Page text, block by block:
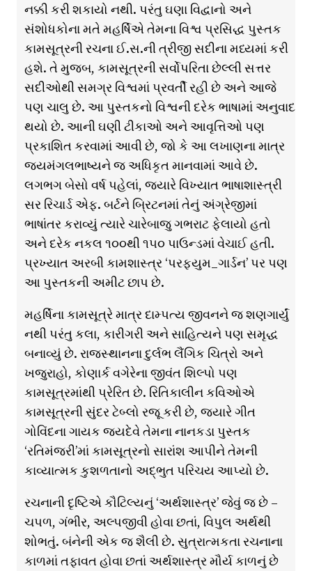
નક્કી કરી શકાયો નથી. પરંતુ ઘણા વિદ્વાનો અને
સંશોધકોના મતે મહર્ષિએ તેમના વિશ્વ પ્રસિદ્ધ પુસ્તક
કામસૂત્રની રચના ઈ.સ.ની ત્રીજી સદીના મધ્યમાં કરી
હશે. તે મુજબ, કામસૂત્રની સર્વોપરિતા છેલ્લી સત્તર
સદીઓથી સમગ્ર વિશ્વમાં પ્રવર્તી રહી છે અને આજે
પણ ચાલુ છે. આ પુસ્તકનો વિશ્વની દરેક ભાષામાં અનુવાદ
થયો છે. આની ઘણી ટીકાઓ અને આવૃત્તિઓ પણ
પ્રકાશિત કરવામાં આવી છે, જો કે આ લખાણના માત્ર
જયમંગલભાષ્યને જ અધિકૃત માનવામાં આવે છે.
લગભગ બેસો વર્ષ પહેલાં, જ્યારે વિખ્યાત ભાષાશાસ્ત્રી
સર રિચાર્ડ એફ. બર્ટને બ્રિટનમાં તેનું અંગ્રેજીમાં
ભાષાંતર કરાવ્યું ત્યારે ચારેબાજુ ગભરાટ ફેલાયો હતો
અને દરેક નકલ ૧૦૦થી ૧૫૦ પાઉન્ડમાં વેચાઈ હતી.
પ્રખ્યાત અરબી કામશાસ્ત્ર ‘પરફ્યુમ_ગાર્ડન’ પર પણ
આ પુસ્તકની અમીટ છાપ છે.
મહર્ષિના કામસૂત્રે માત્ર દામ્પત્ય જીવનને જ શણગાર્યું
નથી પરંતુ કલા, કારીગરી અને સાહિત્યને પણ સમૃદ્ધ
બનાવ્યું છે. રાજસ્થાનના દુર્લભ લૈંગિક ચિત્રો અને
ખજુરાહો, કોણાર્ક વગેરેના જીવંત શિલ્પો પણ
કામસૂત્રમાંથી પ્રેરિત છે. રિતિકાલીન કવિઓએ
કામસૂત્રની સુંદર ટેબ્લો રજૂ કરી છે, જ્યારે ગીત
ગોવિંદના ગાયક જયદેવે તેમના નાનકડા પુસ્તક
‘રતિમંજરી’માં કામસૂત્રનો સારાંશ આપીને તેમની
કાવ્યાત્મક કુશળતાનો અદ્ભુત પરિચય આપ્યો છે.
રચનાની દૃષ્ટિએ કૌટિલ્યનું ‘અર્થશાસ્ત્ર’ જેવું જ છે –
ચપળ, ગંભીર, અલ્પજીવી હોવા છતાં, વિપુલ અર્થથી
શોભતું. બંનેની એક જ શૈલી છે. સુત્રાત્મકતા રચનાના
કાળમાં તફાવત હોવા છતાં અર્થશાસ્ત્ર મૌર્ય કાળનું છે